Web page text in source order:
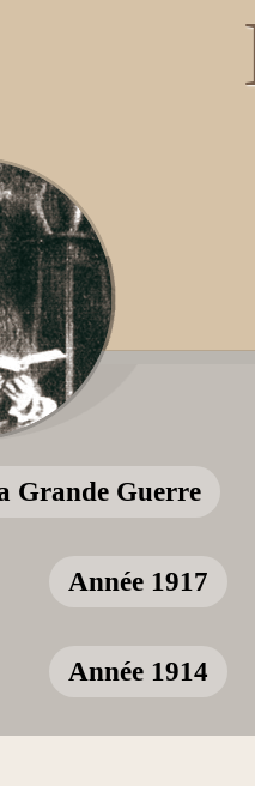
Grande Guerre
Année 1917
Année 1914